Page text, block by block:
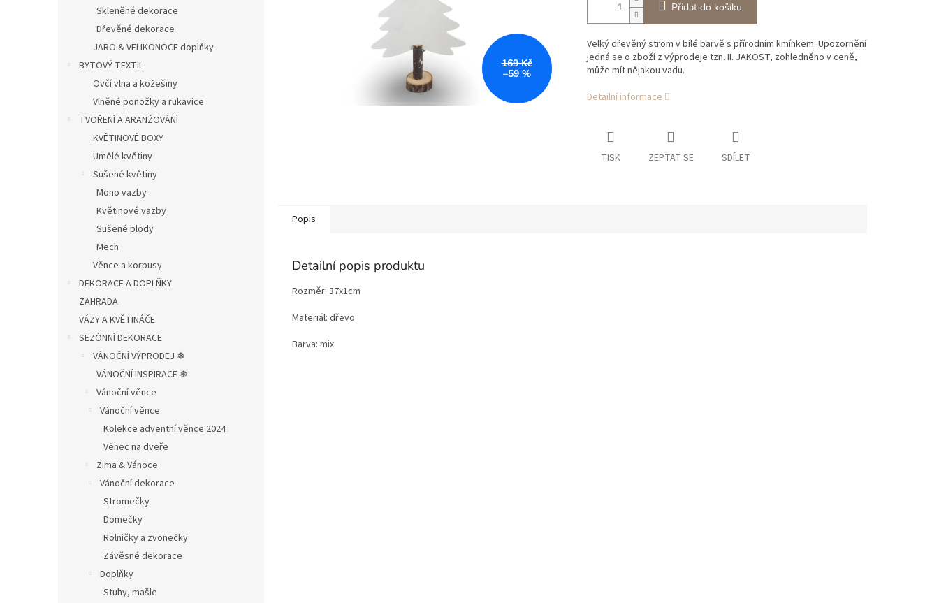
Skleněné dekorace
Dřevěné dekorace
JARO & VELIKONOCE doplňky
BYTOVÝ TEXTIL
Ovčí vlna a kožešiny
Vlněné ponožky a rukavice
TVOŘENÍ A ARANŽOVÁNÍ
KVĚTINOVÉ BOXY
Umělé květiny
Sušené květiny
Mono vazby
Květinové vazby
Sušené plody
Mech
Věnce a korpusy
DEKORACE A DOPLŇKY
ZAHRADA
VÁZY A KVĚTINÁČE
SEZÓNNÍ DEKORACE
VÁNOČNÍ VÝPRODEJ ❄︎︎
VÁNOČNÍ INSPIRACE ❄︎︎
Vánoční věnce
Vánoční věnce
Kolekce adventní věnce 2024
Věnec na dveře
Zima & Vánoce
Vánoční dekorace
Stromečky
Domečky
Rolničky a zvonečky
Závěsné dekorace
Doplňky
Stuhy, mašle
169 Kč
–59 %
Přidat do košíku
Velký dřevěný strom v bílé barvě s přírodním kmínkem. Upozornění
jedná se o zboží z výprodeje tzn. II. JAKOST, zohledněno v ceně,
může mít nějakou vadu.
Detailní informace
TISK ZEPTAT SE SDÍLET
Popis
Detailní popis produktu
Rozměr: 37x1cm
Materiál: dřevo
Barva: mix